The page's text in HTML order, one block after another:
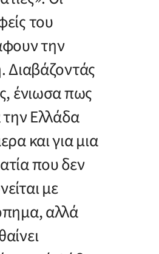
του
την
Διαβάζοντάς
ένιωσα πως
την Ελλάδα
και για μια
που δεν
με
αλλά